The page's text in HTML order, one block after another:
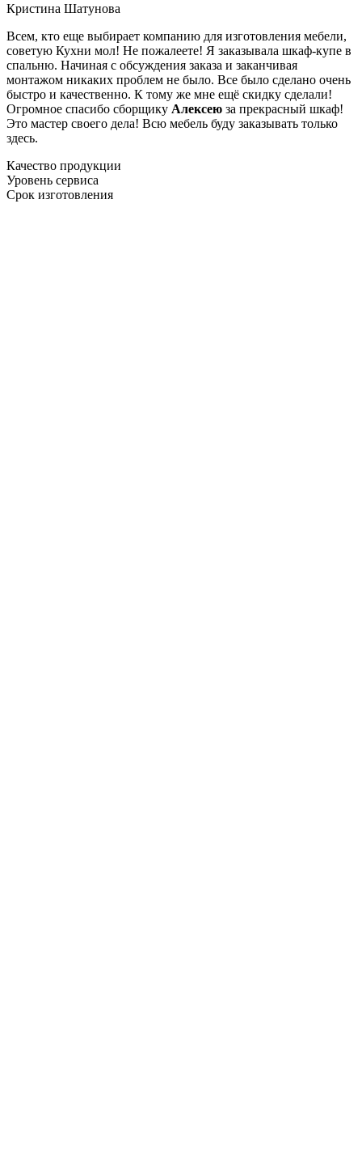
Кристина Шатунова
Всем, кто еще выбирает компанию для изготовления мебели,
советую Кухни мол! Не пожалеете! Я заказывала шкаф-купе в
спальню. Начиная с обсуждения заказа и заканчивая
монтажом никаких проблем не было. Все было сделано очень
быстро и качественно. К тому же мне ещё скидку сделали!
Огромное спасибо сборщику Алексею за прекрасный шкаф!
Это мастер своего дела! Всю мебель буду заказывать только
здесь.
Качество продукции
Уровень сервиса
Срок изготовления